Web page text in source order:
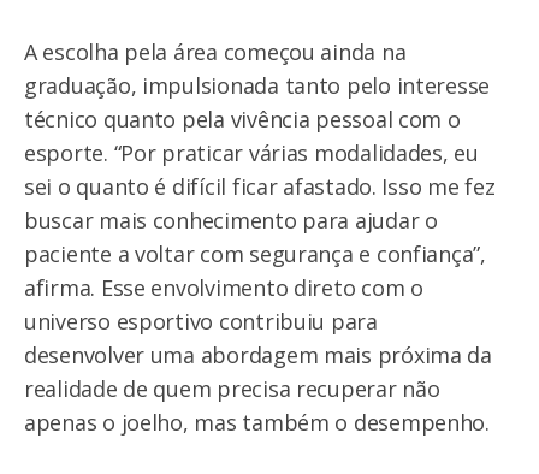
A escolha pela área começou ainda na
graduação, impulsionada tanto pelo interesse
técnico quanto pela vivência pessoal com o
esporte. “Por praticar várias modalidades, eu
sei o quanto é difícil ficar afastado. Isso me fez
buscar mais conhecimento para ajudar o
paciente a voltar com segurança e confiança”,
afirma. Esse envolvimento direto com o
universo esportivo contribuiu para
desenvolver uma abordagem mais próxima da
realidade de quem precisa recuperar não
apenas o joelho, mas também o desempenho.